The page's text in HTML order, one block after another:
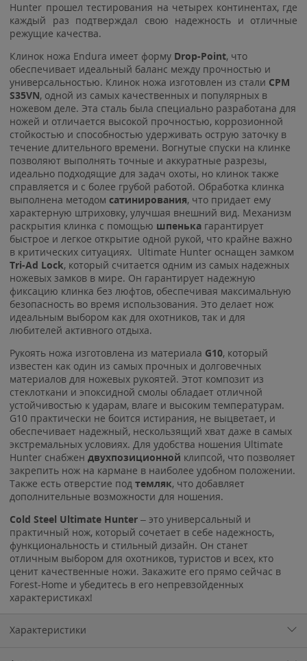
Hunter прошел тестирования на четырех континентах, где
каждый раз подтверждал свою надежность и отличные
режущие качества.
Клинок ножа Endura имеет форму Drop-Point, что
обеспечивает идеальный баланс между прочностью и
универсальностью. Клинок ножа изготовлен из стали CPM
S35VN, одной из самых качественных и популярных в
ножевом деле. Эта сталь была специально разработана для
ножей и отличается высокой прочностью, коррозионной
стойкостью и способностью удерживать острую заточку в
течение длительного времени. Вогнутые спуски на клинке
позволяют выполнять точные и аккуратные разрезы,
идеально подходящие для задач охоты, но клинок также
справляется и с более грубой работой. Обработка клинка
выполнена методом сатинирования, что придает ему
характерную штриховку, улучшая внешний вид. Механизм
раскрытия клинка с помощью шпенька гарантирует
быстрое и легкое открытие одной рукой, что крайне важно
в критических ситуациях. Ultimate Hunter оснащен замком
Tri-Ad Lock, который считается одним из самых надежных
ножевых замков в мире. Он гарантирует надежную
фиксацию клинка без люфтов, обеспечивая максимальную
безопасность во время использования. Это делает нож
идеальным выбором как для охотников, так и для
любителей активного отдыха.
Рукоять ножа изготовлена из материала G10, который
известен как один из самых прочных и долговечных
материалов для ножевых рукоятей. Этот композит из
стеклоткани и эпоксидной смолы обладает отличной
устойчивостью к ударам, влаге и высоким температурам.
G10 практически не боится истирания, не выцветает, и
обеспечивает надежный, нескользящий хват даже в самых
экстремальных условиях. Для удобства ношения Ultimate
Hunter снабжен двухпозиционной клипсой, что позволяет
закрепить нож на кармане в наиболее удобном положении.
Также есть отверстие под темляк, что добавляет
дополнительные возможности для ношения.
Cold Steel Ultimate Hunter – это универсальный и
практичный нож, который сочетает в себе надежность,
функциональность и стильный дизайн. Он станет
отличным выбором для охотников, туристов и всех, кто
ценит качественные ножи. Закажите его прямо сейчас в
Forest-Home и убедитесь в его непревзойденных
характеристиках!
Характеристики